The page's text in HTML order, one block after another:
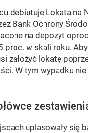
debiutuje Lokata na
Bank Ochrony
na depozyt
proc. w skali roku.
założyć lokatę
W tym wypadku
uplasowały się